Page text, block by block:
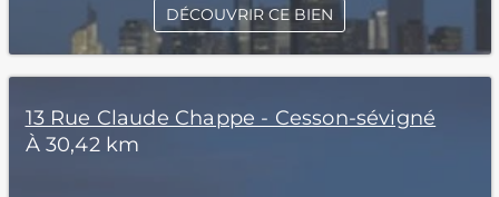
DÉCOUVRIR CE BIEN
13 Rue Claude Chappe - Cesson-sévigné
À 30,42 km